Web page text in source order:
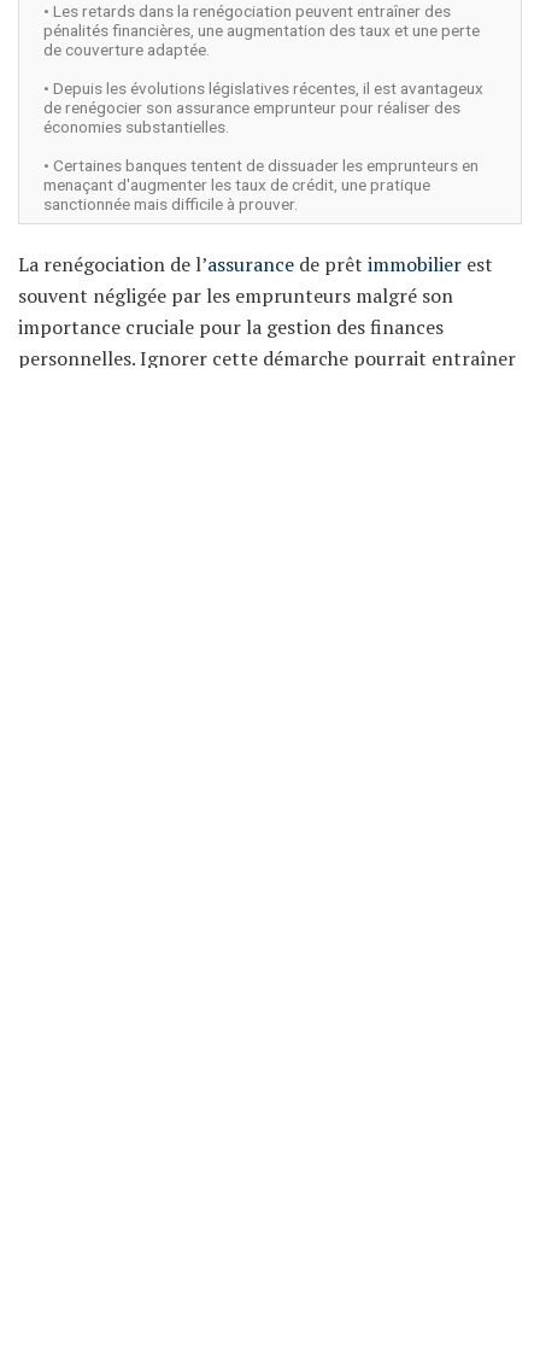
• Les retards dans la renégociation peuvent entraîner des
pénalités financières, une augmentation des taux et une perte
de couverture adaptée.
• Depuis les évolutions législatives récentes, il est avantageux
de renégocier son assurance emprunteur pour réaliser des
économies substantielles.
• Certaines banques tentent de dissuader les emprunteurs en
menaçant d'augmenter les taux de crédit, une pratique
sanctionnée mais difficile à prouver.
La renégociation de l’assurance de prêt immobilier est
souvent négligée par les emprunteurs malgré son
importance cruciale pour la gestion des finances
personnelles. Ignorer cette démarche pourrait entraîner